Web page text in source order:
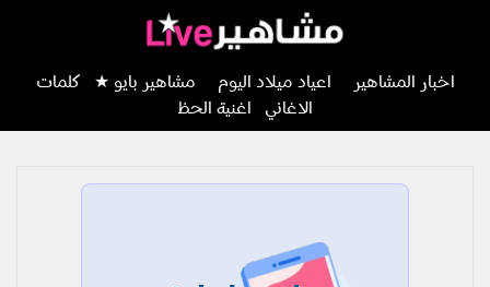
اخبار المشاهير اعياد ميلاد اليوم مشاهير بايو ★
كلمات
الاغاني
اغنية الحظ